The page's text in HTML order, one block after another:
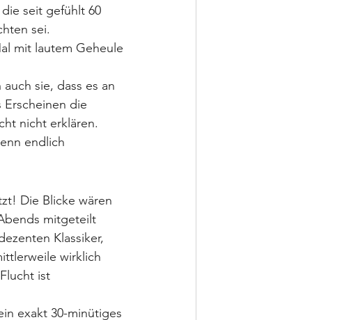
seit gefühlt 60
sei.
mit lautem Geheule
sie, dass es an
die
nicht erklären.
endlich
Die Blicke wären
mitgeteilt
Klassiker,
wirklich
ist
exakt 30-minütiges